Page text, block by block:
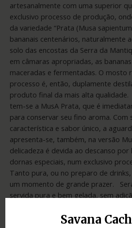
Savana
artesanalmente com uma superior
exclusivo processo de produção,
da variedade “Prata (Musa
bananais centenários, naturalmente
solo das encostas da Serra da
em câmaras apropriadas, as
maceradas e fermentadas. O mosto
processo é, então, duplamente
produto final da mais alta
tem-se a MusA Prata, que é
para conservar seu fino aroma. Com
característica e sabor único, a
apresenta-se, também, na versão
delicadeza é devida ao descanso
dornas especiais, num exclusivo
Tanto pura, ou no preparo de
um momento de grande prazer.
servida pura e bem gelada, sem